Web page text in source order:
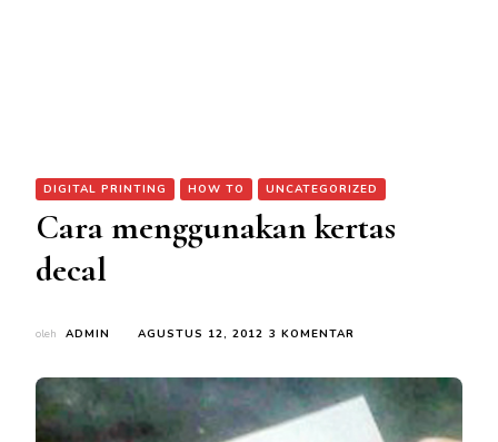
DIGITAL PRINTING HOW TO UNCATEGORIZED
Cara menggunakan kertas
decal
oleh ADMIN AGUSTUS 12, 2012 3 KOMENTAR
KERTAS
DECAL